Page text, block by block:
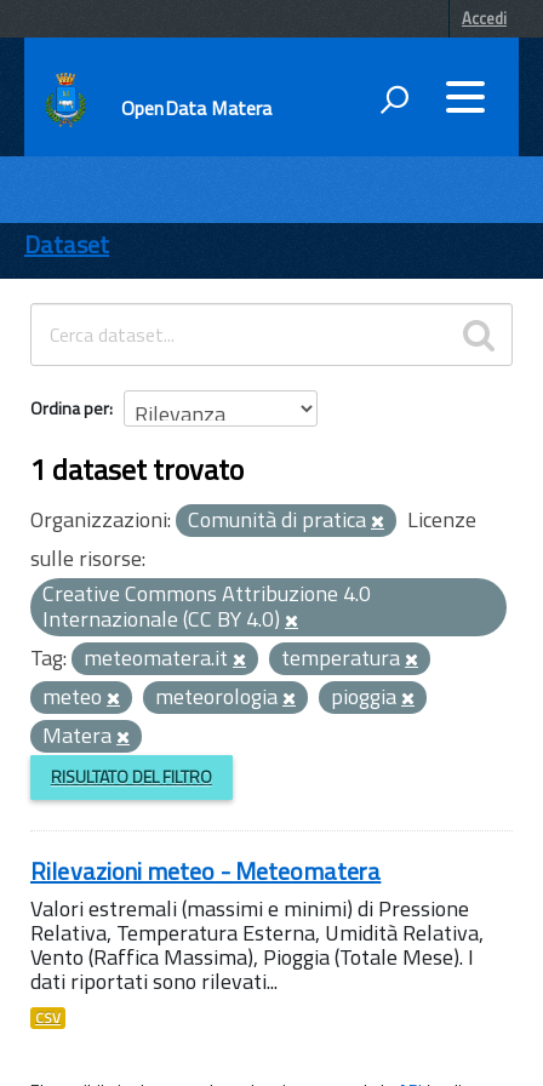
Accedi
OpenData Matera
ENTI
TEMI
INFORMAZIONI
Dataset
Ordina per
1 dataset trovato
Organizzazioni: Comunità di pratica
Licenze
sulle risorse:
Creative Commons Attribuzione 4.0
Internazionale (CC BY 4.0)
Tag: meteomatera.it
temperatura
meteo
meteorologia
pioggia
Matera
RISULTATO DEL FILTRO
Rilevazioni meteo - Meteomatera
Valori estremali (massimi e minimi) di Pressione
Relativa, Temperatura Esterna, Umidità Relativa,
Vento (Raffica Massima), Pioggia (Totale Mese). I
dati riportati sono rilevati...
CSV